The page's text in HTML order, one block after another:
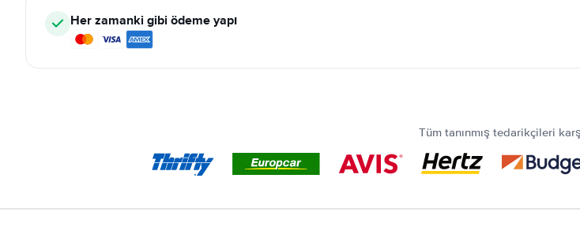
Her zamanki gibi ödeme yapı
Tüm tanınmış tedarikçileri